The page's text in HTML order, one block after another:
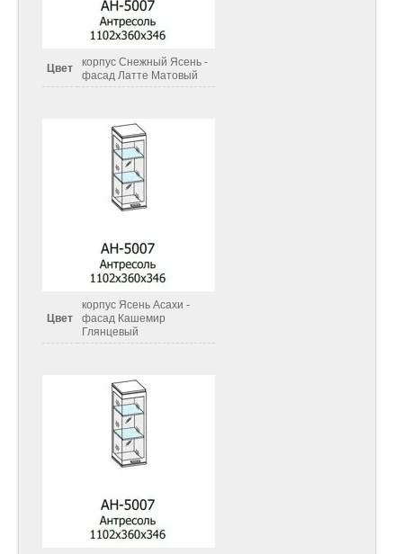
Цвет
корпус Снежный Ясень -
фасад Латте Матовый
Цвет
корпус Ясень Асахи -
фасад Кашемир
Глянцевый